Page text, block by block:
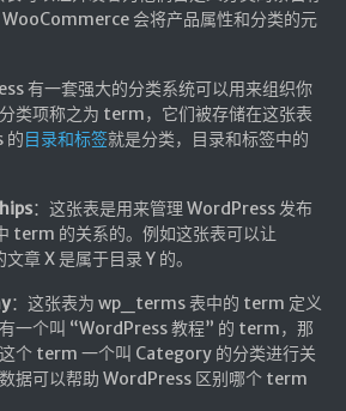
会将产品属性和分类的元
有一套强大的分类系统可以用来组织你
类项称之为 term，它们被存储在这张表
的目录和标签就是分类，目录和标签中的
：这张表是用来管理 WordPress 发布
term 的关系的。例如这张表可以让
章 X 是属于目录 Y 的。
：这张表为 wp_terms 表中的 term 定义
一个叫 “WordPress 教程” 的 term，那
个 term 一个叫 Category 的分类进行关
据可以帮助 WordPress 区别哪个 term
模拟
效